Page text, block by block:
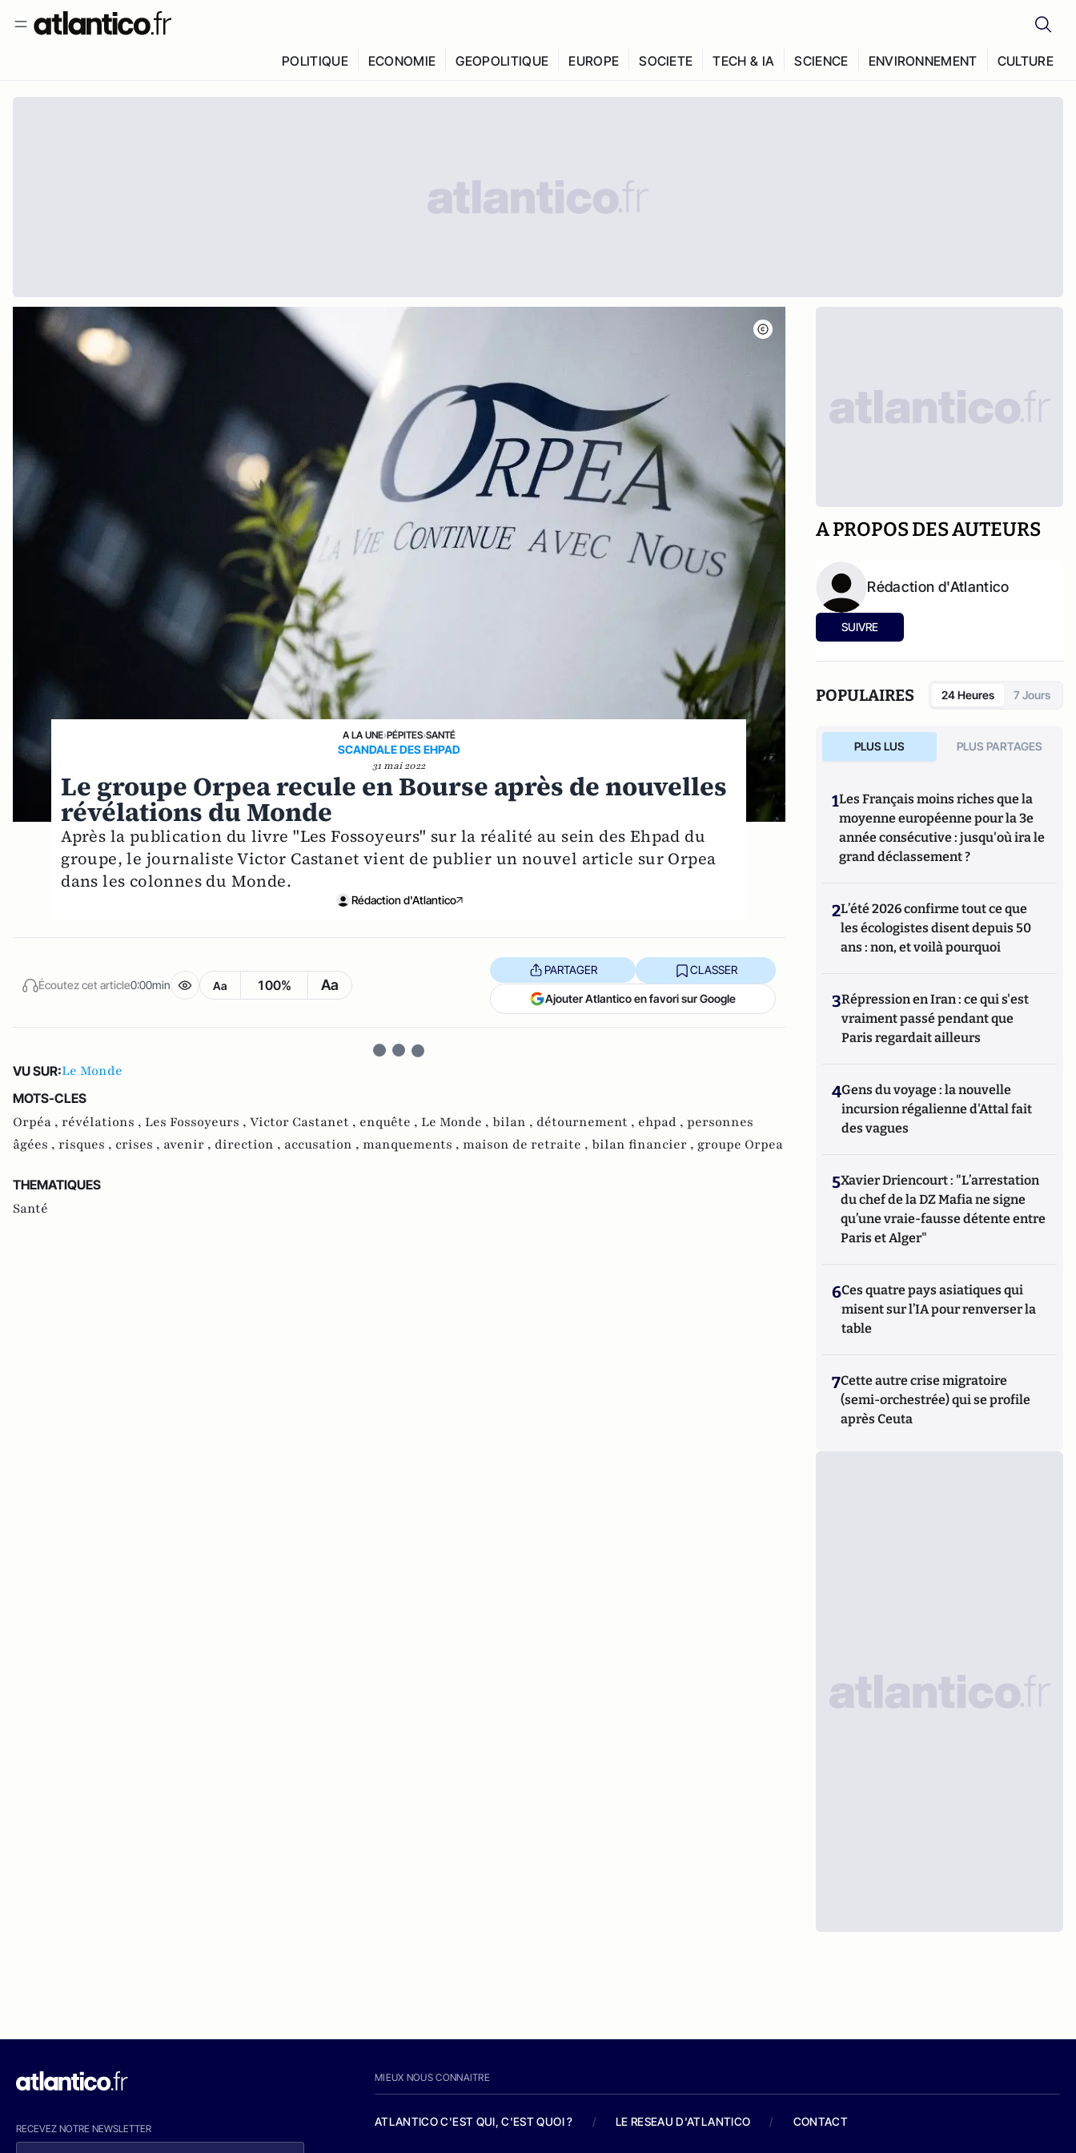
POLITIQUE ECONOMIE GEOPOLITIQUE EUROPE SOCIETE TECH & IA SCIENCE ENVIRONNEMENT CULTURE
A LA UNE›PÉPITES›SANTÉ
SCANDALE DES EHPAD
31 mai 2022
Le groupe Orpea recule en Bourse après de nouvelles
révélations du Monde
Après la publication du livre "Les Fossoyeurs" sur la réalité au sein des Ehpad du
groupe, le journaliste Victor Castanet vient de publier un nouvel article sur Orpea
dans les colonnes du Monde.
Rédaction d'Atlantico
Écoutez cet article0:00min Aa 100% Aa
PARTAGER CLASSER
Ajouter Atlantico en favori sur Google
VU SUR:Le Monde
MOTS-CLES
Orpéa , révélations , Les Fossoyeurs , Victor Castanet , enquête , Le Monde , bilan , détournement , ehpad , personnes
âgées , risques , crises , avenir , direction , accusation , manquements , maison de retraite , bilan financier , groupe Orpea
THEMATIQUES
Santé
A PROPOS DES AUTEURS
Rédaction d'Atlantico
SUIVRE
POPULAIRES 24 Heures 7 Jours
PLUS LUS PLUS PARTAGES
1Les Français moins riches que la
moyenne européenne pour la 3e
année consécutive : jusqu'où ira le
grand déclassement ?
2L’été 2026 confirme tout ce que
les écologistes disent depuis 50
ans : non, et voilà pourquoi
3Répression en Iran : ce qui s'est
vraiment passé pendant que
Paris regardait ailleurs
4Gens du voyage : la nouvelle
incursion régalienne d'Attal fait
des vagues
5Xavier Driencourt : "L’arrestation
du chef de la DZ Mafia ne signe
qu’une vraie-fausse détente entre
Paris et Alger"
6Ces quatre pays asiatiques qui
misent sur l’IA pour renverser la
table
7Cette autre crise migratoire
(semi-orchestrée) qui se profile
après Ceuta
RECEVEZ NOTRE NEWSLETTER
MIEUX NOUS CONNAITRE
ATLANTICO C'EST QUI, C'EST QUOI ? / LE RESEAU D'ATLANTICO / CONTACT